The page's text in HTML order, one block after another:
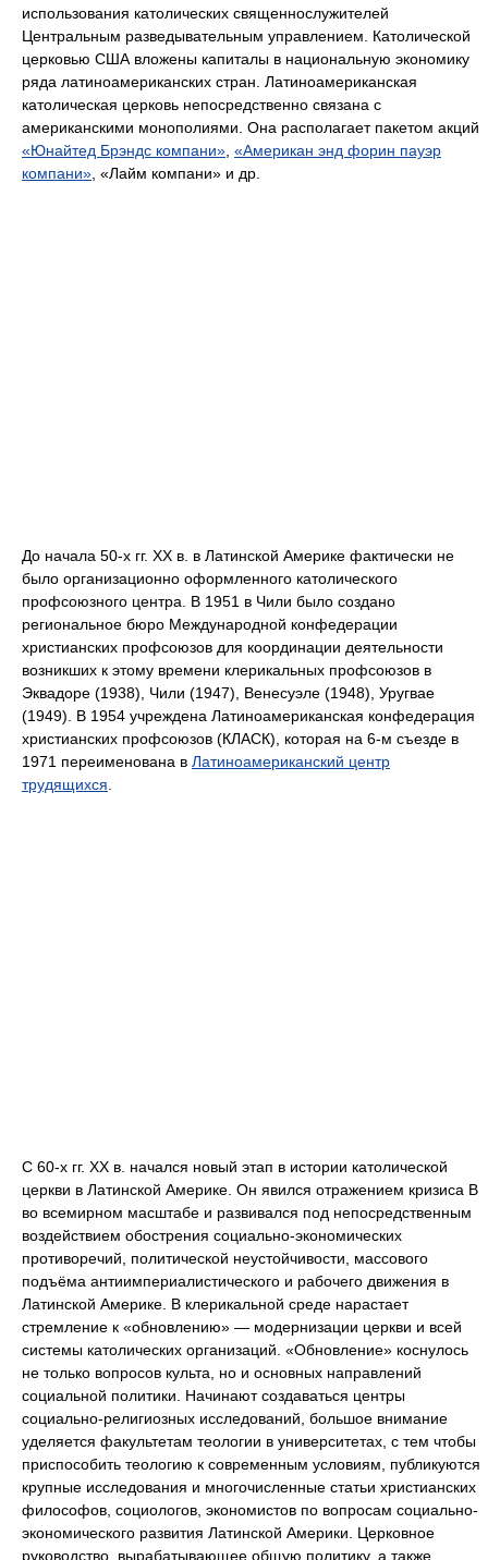
использования католических священнослужителей
Центральным разведывательным управлением. Католической
церковью США вложены капиталы в национальную экономику
ряда латиноамериканских стран. Латиноамериканская
католическая церковь непосредственно связана с
американскими монополиями. Она располагает пакетом акций
«Юнайтед Брэндс компани» «Американ энд форин пауэр
компани» , «Лайм компани» и др.
До начала 50-х гг. XX в. в Латинской Америке фактически не
было организационно оформленного католического
профсоюзного центра. В 1951 в Чили было создано
региональное бюро Международной конфедерации
христианских профсоюзов для координации деятельности
возникших к этому времени клерикальных профсоюзов в
Эквадоре (1938), Чили (1947), Венесуэле (1948), Уругвае
(1949). В 1954 учреждена Латиноамериканская конфедерация
христианских профсоюзов (КЛАСК), которая на 6-м съезде в
1971 переименована в Латиноамериканский центр
трудящихся
С 60-х гг. XX в. начался новый этап в истории католической
церкви в Латинской Америке. Он явился отражением кризиса B
во всемирном масштабе и развивался под непосредственным
воздействием обострения социально-экономических
противоречий, политической неустойчивости, массового
подъёма антиимпериалистического и рабочего движения в
Латинской Америке. В клерикальной среде нарастает
стремление к «обновлению» — модернизации церкви и всей
системы католических организаций. «Обновление» коснулось
не только вопросов культа, но и основных направлений
социальной политики. Начинают создаваться центры
социально-религиозных исследований, большое внимание
уделяется факультетам теологии в университетах, с тем чтобы
приспособить теологию к современным условиям, публикуются
крупные исследования и многочисленные статьи христианских
философов, социологов, экономистов по вопросам социально-
экономического развития Латинской Америки. Церковное
руководство, вырабатывающее общую политику, а также